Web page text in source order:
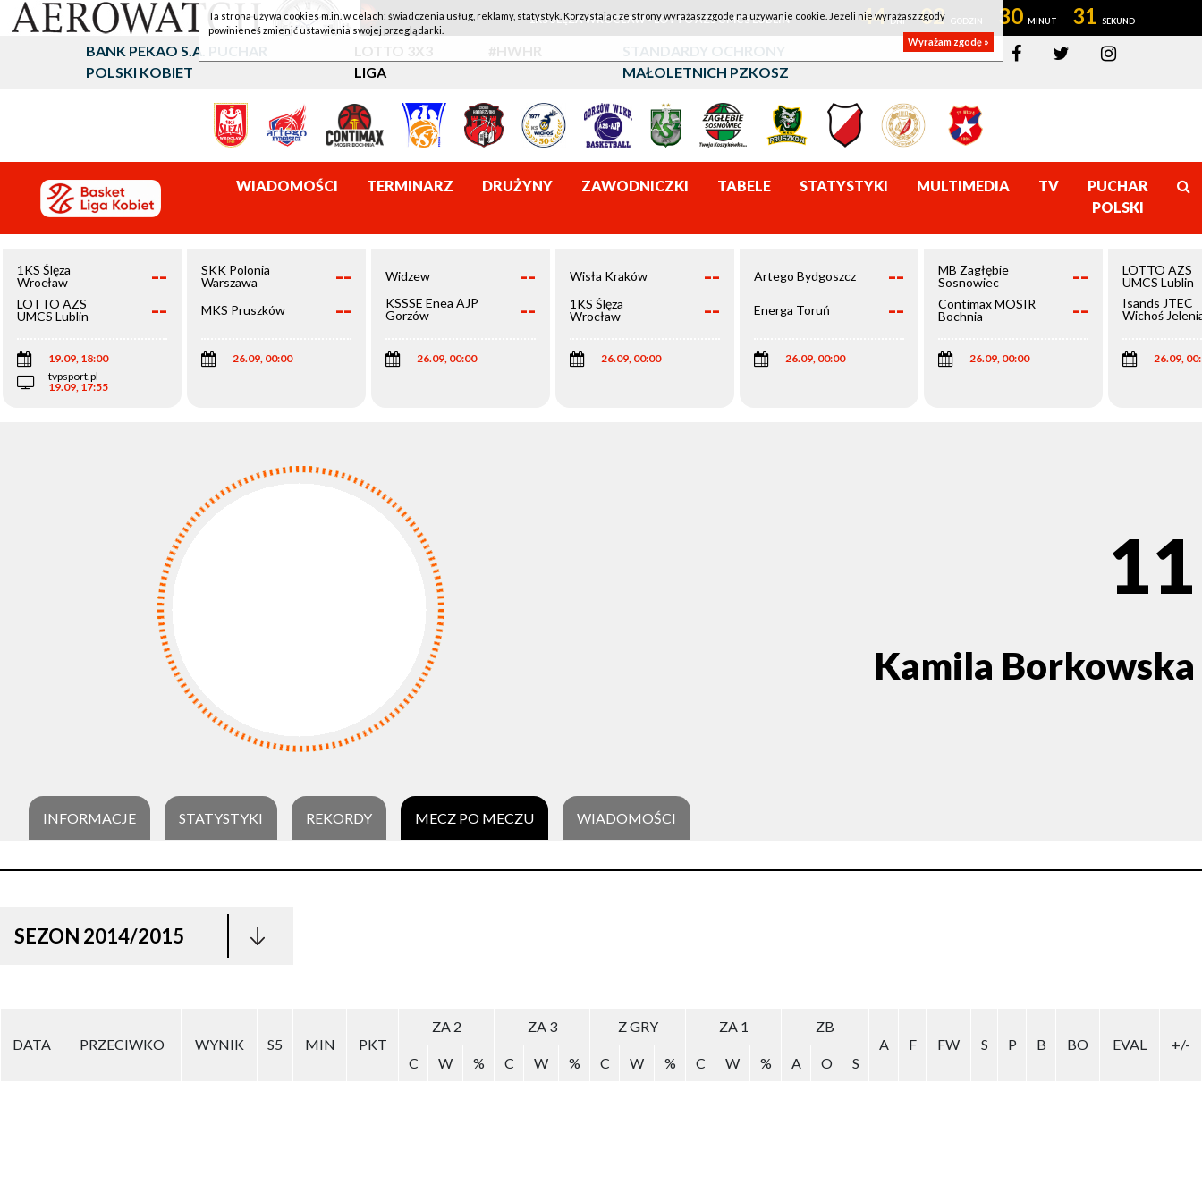
1KS ŚLĘZA WROCŁAW - LOTTO AZS UMCS LUBLIN 44 02 30 31
BANK PEKAO S.A. PUCHAR
POLSKI KOBIET
LOTTO 3X3
LIGA
#HWHR
STANDARDY OCHRONY
MAŁOLETNICH PZKOSZ
WIADOMOŚCI TERMINARZ DRUŻYNY ZAWODNICZKI TABELE STATYSTYKI MULTIMEDIA TV
PUCHAR
POLSKI
1KS Ślęza
Wrocław
--
LOTTO AZS
UMCS Lublin
--
19.09, 18:00
tvpsport.pl
19.09, 17:55
SKK Polonia
Warszawa
--
MKS Pruszków --
26.09, 00:00
Widzew --
KSSSE Enea AJP
Gorzów
--
26.09, 00:00
Wisła Kraków --
1KS Ślęza
Wrocław
--
26.09, 00:00
Artego Bydgoszcz --
Energa Toruń --
26.09, 00:00
MB Zagłębie
Sosnowiec
--
Contimax MOSIR
Bochnia
--
26.09, 00:00
LOTTO AZS
UMCS Lublin
Isands JTEC
Wichoś
26.09,
11
Kamila Borkowska
INFORMACJE STATYSTYKI REKORDY MECZ PO MECZU WIADOMOŚCI
SEZON 2014/2015
DATA PRZECIWKO WYNIK S5 MIN PKT
ZA 2 ZA 3 Z GRY ZA 1
ZB
A
F FW S P B BO EVAL
+/-
C
W % C W % C W % C W % A O S
Ta strona używa cookies m.in. w celach: świadczenia usług, reklamy, statystyk. Korzystając ze strony wyrażasz zgodę na używanie cookie. Jeżeli nie wyrażasz zgody
powinieneś zmienić ustawienia swojej przeglądarki.
Wyrażam zgodę »